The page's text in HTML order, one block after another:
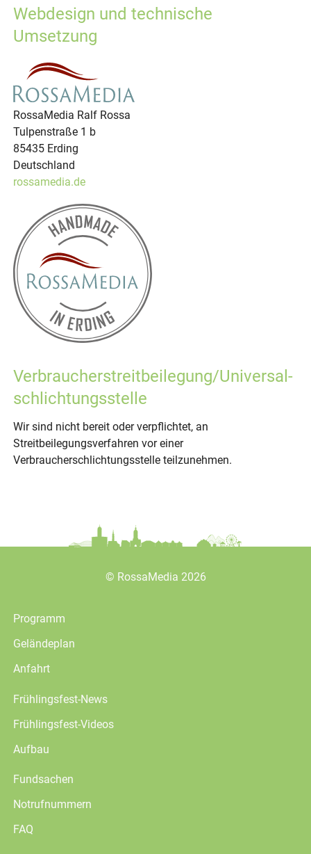
Webdesign und technische
Umsetzung
RossaMedia Ralf Rossa
Tulpenstraße 1 b
85435 Erding
Deutschland
rossamedia.de
Verbraucher­streit­beilegung/Universal­
schlichtungs­stelle
Wir sind nicht bereit oder verpflichtet, an
Streitbeilegungsverfahren vor einer
Verbraucherschlichtungsstelle teilzunehmen.
© RossaMedia 2026
Programm
Geländeplan
Anfahrt
Frühlingsfest-News
Frühlingsfest-Videos
Aufbau
Fundsachen
Notrufnummern
FAQ